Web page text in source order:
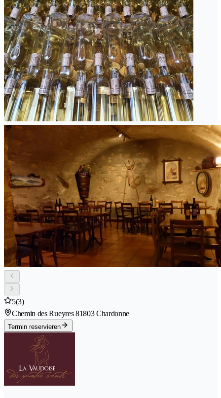
5(3)
Chemin des Rueyres 81803 Chardonne
Termin reservieren